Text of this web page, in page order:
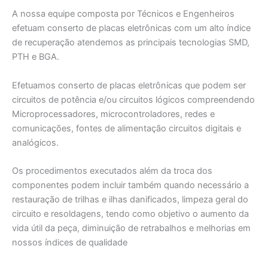
A nossa equipe composta por Técnicos e Engenheiros
efetuam conserto de placas eletrônicas com um alto índice
de recuperação atendemos as principais tecnologias SMD,
PTH e BGA.
Efetuamos conserto de placas eletrônicas que podem ser
circuitos de potência e/ou circuitos lógicos compreendendo
Microprocessadores, microcontroladores, redes e
comunicações, fontes de alimentação circuitos digitais e
analógicos.
Os procedimentos executados além da troca dos
componentes podem incluir também quando necessário a
restauração de trilhas e ilhas danificados, limpeza geral do
circuito e resoldagens, tendo como objetivo o aumento da
vida útil da peça, diminuição de retrabalhos e melhorias em
nossos índices de qualidade